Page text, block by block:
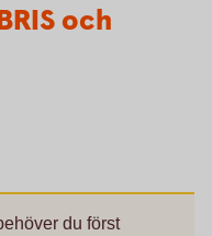
och
du först